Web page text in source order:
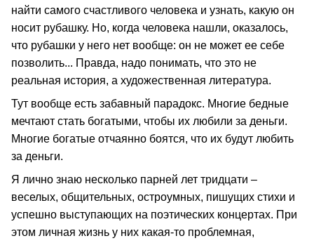
найти самого счастливого человека и узнать, какую он
носит рубашку. Но, когда человека нашли, оказалось,
что рубашки у него нет вообще: он не может ее себе
позволить... Правда, надо понимать, что это не
реальная история, а художественная литература.
Тут вообще есть забавный парадокс. Многие бедные
мечтают стать богатыми, чтобы их любили за деньги.
Многие богатые отчаянно боятся, что их будут любить
за деньги.
Я лично знаю несколько парней лет тридцати –
веселых, общительных, остроумных, пишущих стихи и
успешно выступающих на поэтических концертах. При
этом личная жизнь у них какая-то проблемная,